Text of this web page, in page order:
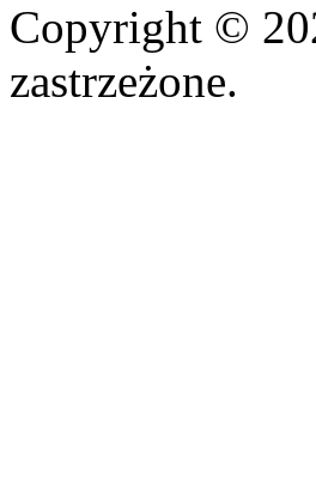
Copyright ©
zastrzeżone.